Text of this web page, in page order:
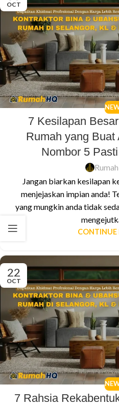
OCT
7 Kesilapan
Rumah yang
Nombor 5
Jangan biarkan kesilapan
menjejaskan impian anda!
yang mungkin anda tidak
CONTINUE
22
OCT
7 Rahsia